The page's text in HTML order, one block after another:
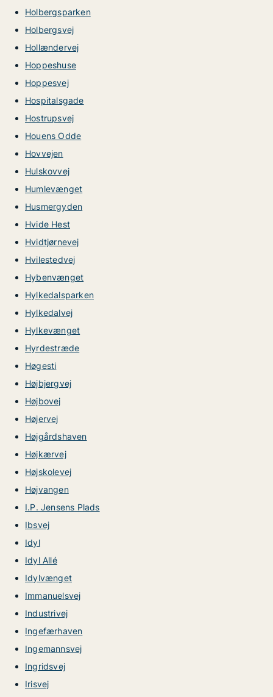
Holbergsparken
Holbergsvej
Hollændervej
Hoppeshuse
Hoppesvej
Hospitalsgade
Hostrupsvej
Houens Odde
Hovvejen
Hulskovvej
Humlevænget
Husmergyden
Hvide Hest
Hvidtjørnevej
Hvilestedvej
Hybenvænget
Hylkedalsparken
Hylkedalvej
Hylkevænget
Hyrdestræde
Høgesti
Højbjergvej
Højbovej
Højervej
Højgårdshaven
Højkærvej
Højskolevej
Højvangen
I.P. Jensens Plads
Ibsvej
Idyl
Idyl Allé
Idylvænget
Immanuelsvej
Industrivej
Ingefærhaven
Ingemannsvej
Ingridsvej
Irisvej